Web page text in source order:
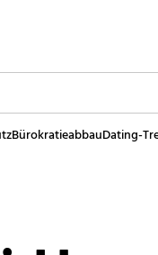
BürokratieabbauDating-